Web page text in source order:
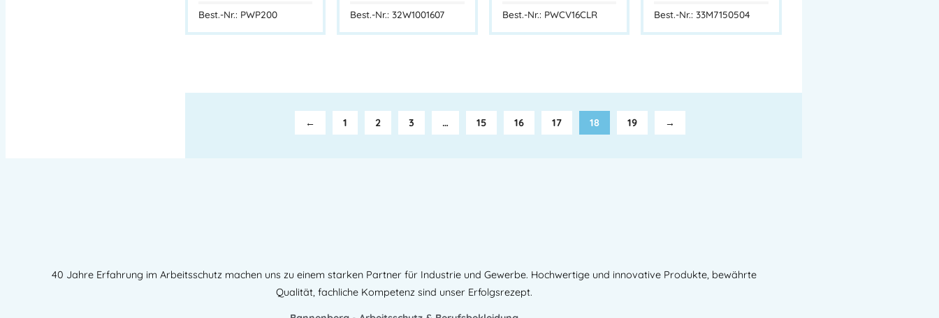
Best.-Nr.: PWP200 Best.-Nr.: 32W1001607 Best.-Nr.: PWCV16CLR Best.-Nr.: 33M7150504
← 1 2 3 … 15 16 17 18 19 →
40 Jahre Erfahrung im Arbeitsschutz machen uns zu einem starken Partner für Industrie und Gewerbe. Hochwertige und innovative Produkte, bewährte
Qualität, fachliche Kompetenz sind unser Erfolgsrezept.